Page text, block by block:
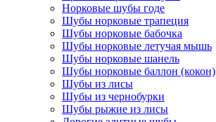
Норковые шубы годе
Шубы норковые трапеция
Шубы норковые бабочка
Шубы норковые летучая мышь
Шубы норковые шанель
Шубы норковые баллон (кокон)
Шубы из лисы
Шубы из чернобурки
Шубы рыжие из лисы